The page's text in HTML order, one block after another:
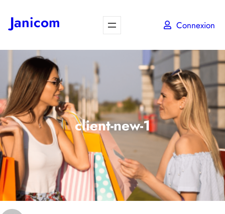
Janicom Connexion
client-new-1